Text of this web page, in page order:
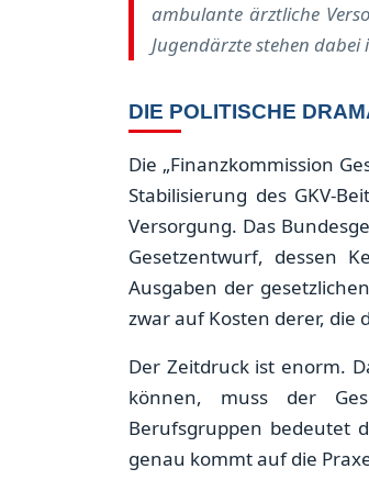
ambulante ärztliche
Jugendärzte stehen
DIE POLITISCHE
Die „Finanzkommission
Stabilisierung des GKV-
Versorgung. Das
Gesetzentwurf, dessen
Ausgaben der
zwar auf Kosten derer, die
Der Zeitdruck ist enorm.
können, muss der
Berufsgruppen bedeutet
genau kommt auf die